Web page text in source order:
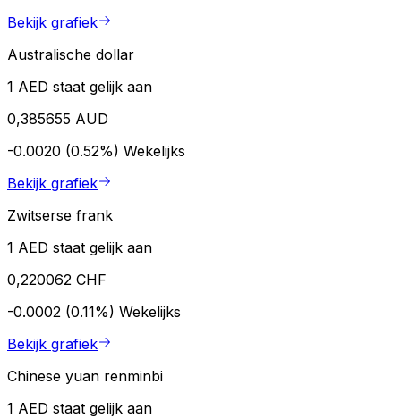
Bekijk grafiek
Australische dollar
1 AED staat gelijk aan
0,385655 AUD
-0.0020 (0.52%) Wekelijks
Bekijk grafiek
Zwitserse frank
1 AED staat gelijk aan
0,220062 CHF
-0.0002 (0.11%) Wekelijks
Bekijk grafiek
Chinese yuan renminbi
1 AED staat gelijk aan